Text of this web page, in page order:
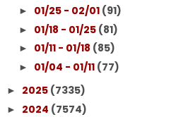
► 01/25 - 02/01 (91)
► 01/18 - 01/25 (81)
► 01/11 - 01/18 (85)
► 01/04 - 01/11 (77)
► 2025 (7335)
► 2024 (7574)